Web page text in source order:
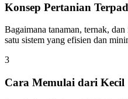
Konsep Pertanian
Bagaimana tanaman, ternak,
satu sistem yang efisien dan
3
Cara Memulai dari Kecil